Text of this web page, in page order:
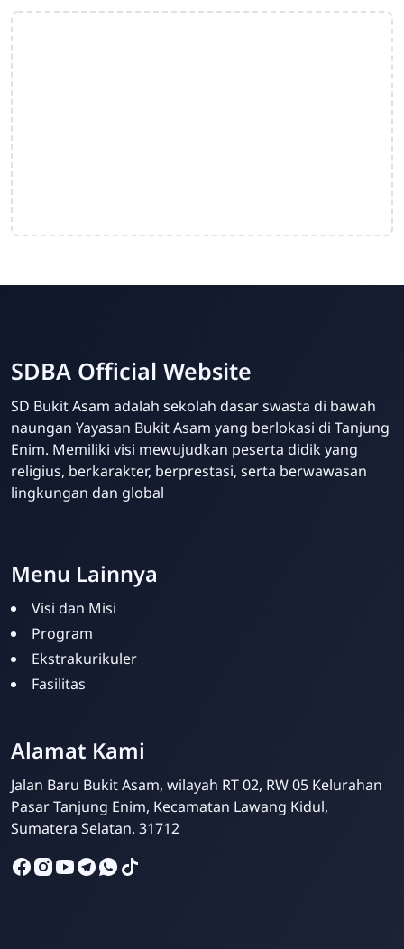
SDBA Official Website
SD Bukit Asam adalah sekolah dasar swasta di bawah
naungan Yayasan Bukit Asam yang berlokasi di Tanjung
Enim. Memiliki visi mewujudkan peserta didik yang
religius, berkarakter, berprestasi, serta berwawasan
lingkungan dan global
Menu Lainnya
Visi dan Misi
Program
Ekstrakurikuler
Fasilitas
Alamat Kami
Jalan Baru Bukit Asam, wilayah RT 02, RW 05 Kelurahan
Pasar Tanjung Enim, Kecamatan Lawang Kidul,
Sumatera Selatan. 31712